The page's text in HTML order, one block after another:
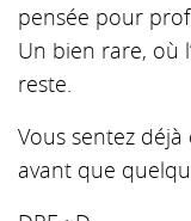
pensée pour
Un bien rare, où
reste.
Vous sentez déjà
avant que